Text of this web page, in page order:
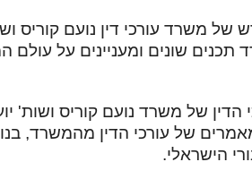
של משרד עורכי דין נועם קוריס
תכנים שונים ומעניינים על
הדין של משרד נועם קוריס ושות'
של עורכי הדין מהמשרד,
הישראלי.